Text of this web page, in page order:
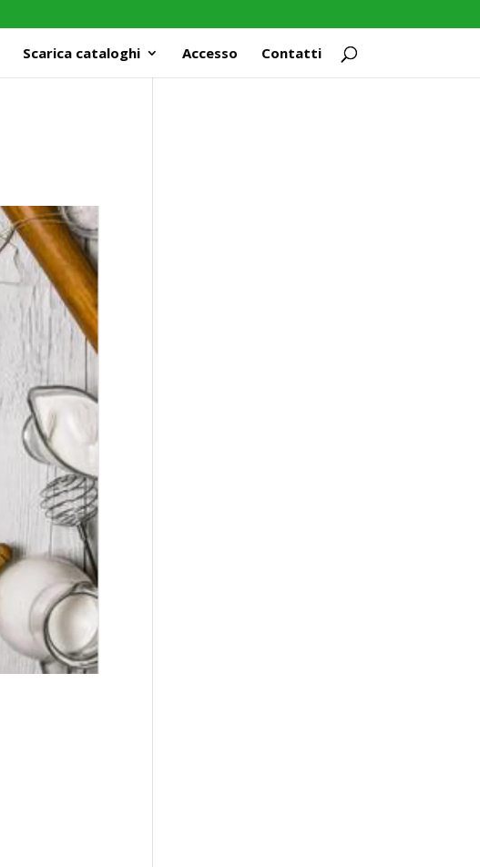
Scarica cataloghi Accesso Contatti